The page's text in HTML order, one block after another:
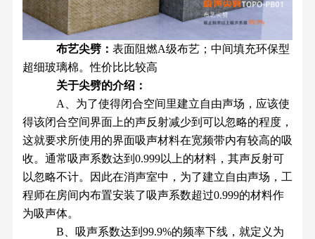
布艺尖劈： 表面阻燃A级布艺；中间填充环保型
超细玻璃棉。性价比比较高
关于尖劈的介绍：
A、为了使得闭合空间里建立自由声场，应该使
得该闭合空间界面上的声反射减少到可以忽略的程度，
这就要求所使用的界面吸声材料在宽频带内有较高的吸
收。通常吸声系数达到0.999以上的材料，其声反射可
以忽略不计。因此在消声室中，为了建立自由声场，工
程师在房间内布置安装了吸声系数超过0.999的材料作
为吸声体。
B、吸声系数达到99.9%的频率下线，就定义为